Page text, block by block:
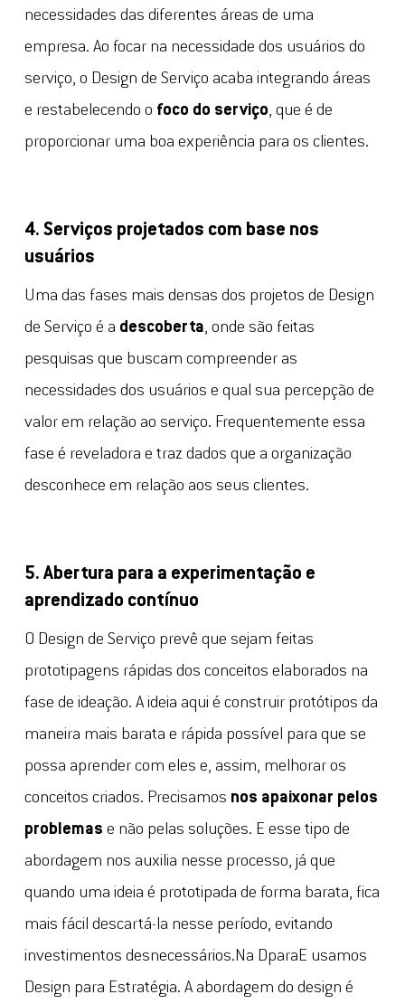
necessidades das diferentes áreas de uma
empresa. Ao focar na necessidade dos usuários do
serviço, o Design de Serviço acaba integrando áreas
e restabelecendo o foco do serviço, que é de
proporcionar uma boa experiência para os clientes.
4. Serviços projetados com base nos
usuários
Uma das fases mais densas dos projetos de Design
de Serviço é a descoberta, onde são feitas
pesquisas que buscam compreender as
necessidades dos usuários e qual sua percepção de
valor em relação ao serviço. Frequentemente essa
fase é reveladora e traz dados que a organização
desconhece em relação aos seus clientes.
5. Abertura para a experimentação e
aprendizado contínuo
O Design de Serviço prevê que sejam feitas
prototipagens rápidas dos conceitos elaborados na
fase de ideação. A ideia aqui é construir protótipos da
maneira mais barata e rápida possível para que se
possa aprender com eles e, assim, melhorar os
conceitos criados. Precisamos nos apaixonar pelos
problemas e não pelas soluções. E esse tipo de
abordagem nos auxilia nesse processo, já que
quando uma ideia é prototipada de forma barata, fica
mais fácil descartá-la nesse período, evitando
investimentos desnecessários.Na DparaE usamos
Design para Estratégia. A abordagem do design é